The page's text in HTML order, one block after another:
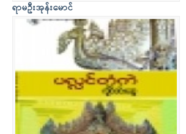
ရာမဦးအုန်းမောင်